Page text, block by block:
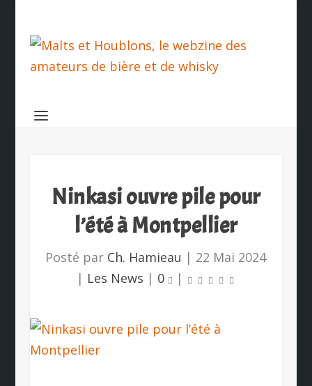
Ninkasi ouvre pile pour
l’été à Montpellier
Posté par Ch. Hamieau | 22 Mai 2024
| Les News | 0 |